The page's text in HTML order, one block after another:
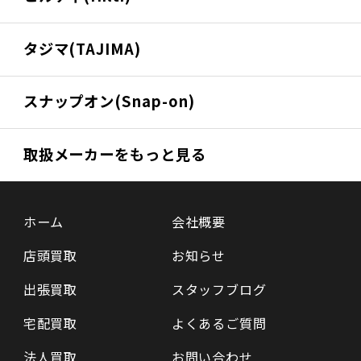
タジマ(TAJIMA)
スナップオン(Snap-on)
取扱メーカーをもっと見る
ホーム
店頭買取
出張買取
宅配買取
会社概要
お知らせ
スタッフブログ
よくあるご質問